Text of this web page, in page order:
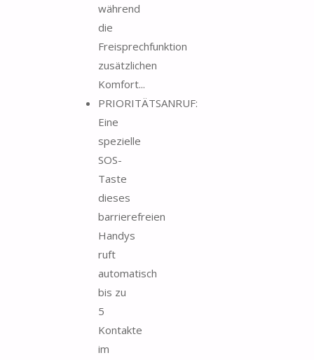
während
die
Freisprechfunktion
zusätzlichen
Komfort...
PRIORITÄTSANRUF:
Eine
spezielle
SOS-
Taste
dieses
barrierefreien
Handys
ruft
automatisch
bis zu
5
Kontakte
im